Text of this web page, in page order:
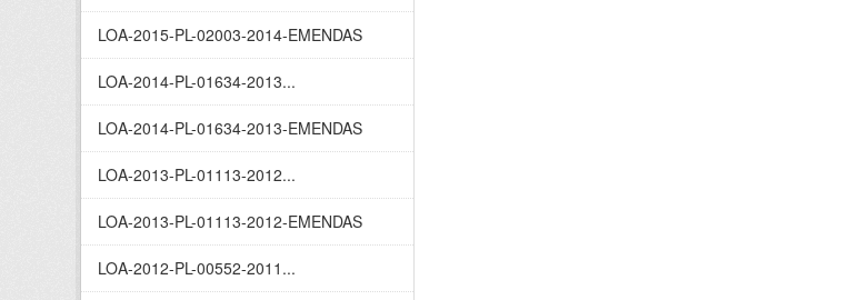
LOA-2015-PL-02003-2014-EMENDAS
LOA-2014-PL-01634-2013...
LOA-2014-PL-01634-2013-EMENDAS
LOA-2013-PL-01113-2012...
LOA-2013-PL-01113-2012-EMENDAS
LOA-2012-PL-00552-2011...